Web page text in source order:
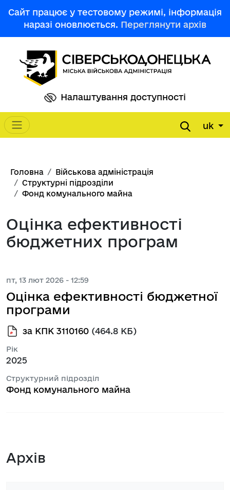
Сайт працює у тестовому режимі, інформація
наразі оновлюється. Переглянути архів
Налаштування доступності
Main navigation uk
Рядок навіґації
Головна
Військова адміністрація
Структурні підрозділи
Фонд комунального майна
Оцінка ефективності
бюджетних програм
пт, 13 лют 2026 - 12:59
Оцінка ефективності бюджетної
програми
за КПК 3110160 (464.8 КБ)
Рік
2025
Структурний підрозділ
Фонд комунального майна
Архів